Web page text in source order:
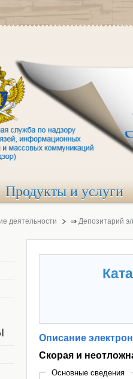
Продукты и услуги
деятельности ⇒ Депозитарий
Описание
Скорая и
Основные сведения